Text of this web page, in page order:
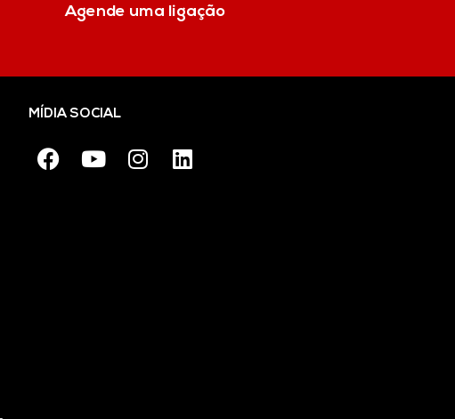
Agende uma ligação
MÍDIA SOCIAL